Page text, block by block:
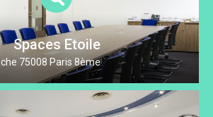
Spaces Etoile
75008 Paris 8ème